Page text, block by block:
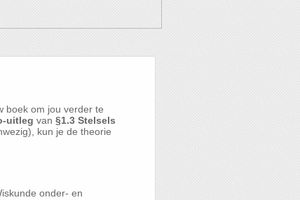
boek om jou verder te
uitleg van §1.3 Stelsels
kun je de theorie
onder- en